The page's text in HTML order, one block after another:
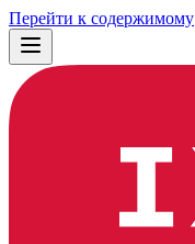
Перейти к содержимому